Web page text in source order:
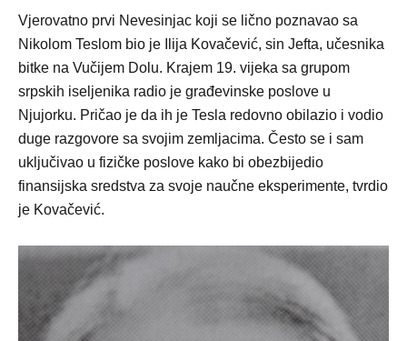
Vjerovatno prvi Nevesinjac koji se lično poznavao sa
Nikolom Teslom bio je Ilija Kovačević, sin Jefta, učesnika
bitke na Vučijem Dolu. Krajem 19. vijeka sa grupom
srpskih iseljenika radio je građevinske poslove u
Njujorku. Pričao je da ih je Tesla redovno obilazio i vodio
duge razgovore sa svojim zemljacima. Često se i sam
uključivao u fizičke poslove kako bi obezbijedio
finansijska sredstva za svoje naučne eksperimente, tvrdio
je Kovačević.